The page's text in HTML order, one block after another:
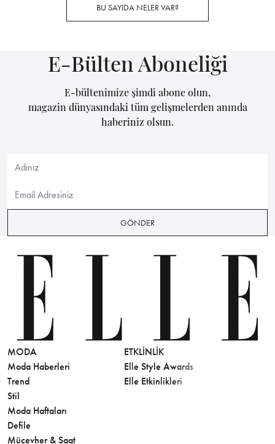
BU SAYIDA NELER VAR?
E-Bülten Aboneliği
E-bültenimize şimdi abone olun,
magazin dünyasındaki tüm gelişmelerden anında
haberiniz olsun.
GÖNDER
MODA
Moda Haberleri
Trend
Stil
Moda Haftaları
Defile
Mücevher & Saat
ETKLINLIK
Elle Style Awards
Elle Etkinlikleri